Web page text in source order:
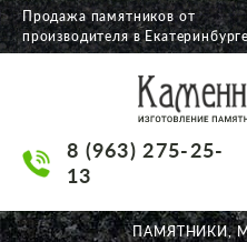
О
НАШИ
АКЦИИ
Продажа памятников от
производителя в
8 (963) 275-25-
13
ПАМЯТНИКИ,